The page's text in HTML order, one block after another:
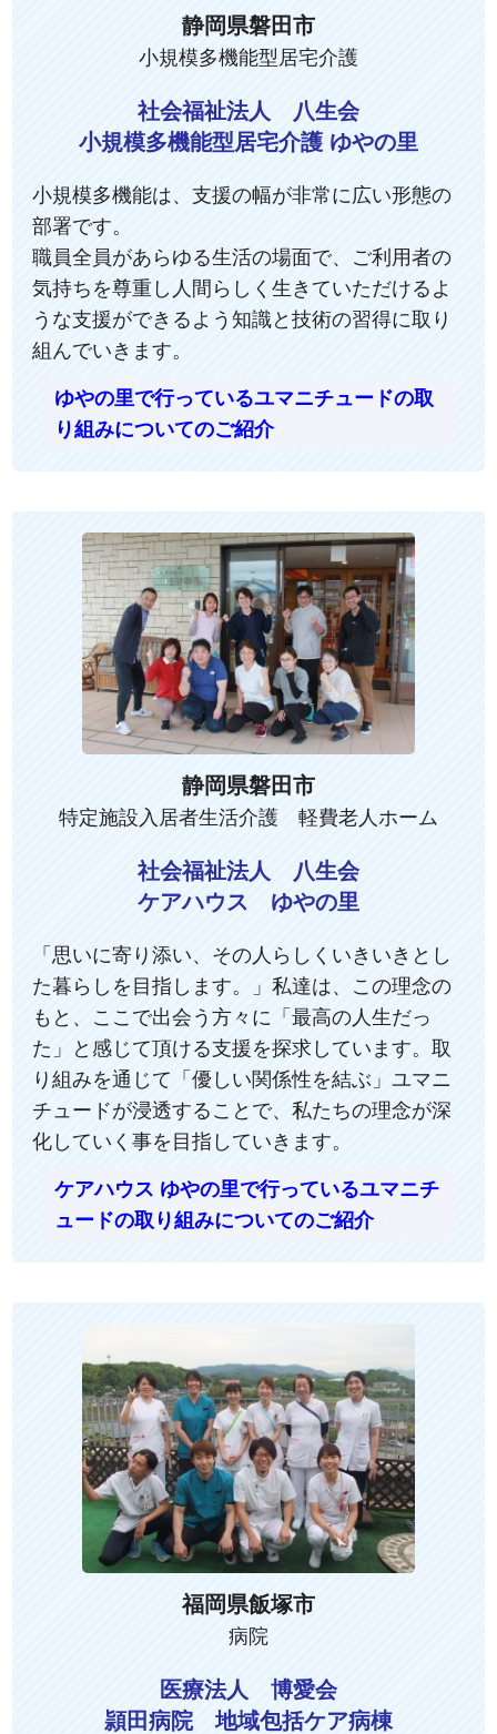
静岡県磐田市
小規模多機能型居宅介護
社会福祉法人 八生会
小規模多機能型居宅介護 ゆやの里
小規模多機能は、支援の幅が非常に広い形態の
部署です。
職員全員があらゆる生活の場面で、ご利用者の
気持ちを尊重し人間らしく生きていただけるよ
うな支援ができるよう知識と技術の習得に取り
組んでいきます。
ゆやの里で行っているユマニチュードの取
り組みについてのご紹介
静岡県磐田市
特定施設入居者生活介護 軽費老人ホーム
社会福祉法人 八生会
ケアハウス ゆやの里
「思いに寄り添い、その人らしくいきいきとし
た暮らしを目指します。」私達は、この理念の
もと、ここで出会う方々に「最高の人生だっ
た」と感じて頂ける支援を探求しています。取
り組みを通じて「優しい関係性を結ぶ」ユマニ
チュードが浸透することで、私たちの理念が深
化していく事を目指していきます。
ケアハウス ゆやの里で行っているユマニチ
ュードの取り組みについてのご紹介
福岡県飯塚市
病院
医療法人 博愛会
頴田病院 地域包括ケア病棟